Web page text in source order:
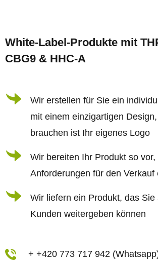
e
e
m
e
n
t
e
d
e
i
u
ß
z
White-Label-Produkte mit
CBG9 & HHC-A
Wir erstellen für Sie ein
mit einem einzigartigen
brauchen ist Ihr eigenes Logo
Wir bereiten Ihr Produkt so
Anforderungen für den Verkauf
Wir liefern ein Produkt, das Sie
Kunden weitergeben können
+ +420 773 717 942